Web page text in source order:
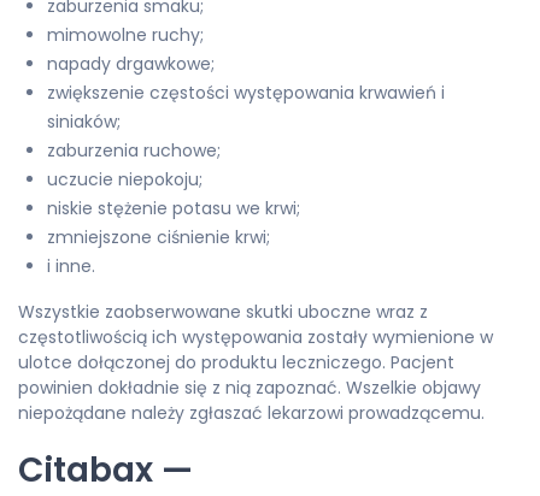
zaburzenia smaku;
mimowolne ruchy;
napady drgawkowe;
zwiększenie częstości występowania krwawień i
siniaków;
zaburzenia ruchowe;
uczucie niepokoju;
niskie stężenie potasu we krwi;
zmniejszone ciśnienie krwi;
i inne.
Wszystkie zaobserwowane skutki uboczne wraz z
częstotliwością ich występowania zostały wymienione w
ulotce dołączonej do produktu leczniczego. Pacjent
powinien dokładnie się z nią zapoznać. Wszelkie objawy
niepożądane należy zgłaszać lekarzowi prowadzącemu.
Citabax —